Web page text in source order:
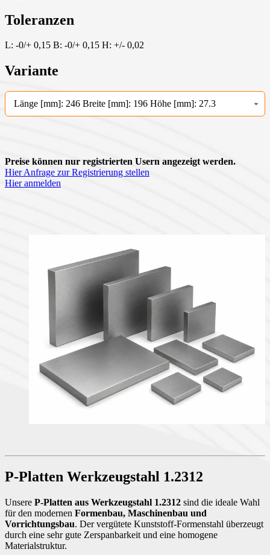
Toleranzen
L: -0/+ 0,15 B: -0/+ 0,15 H: +/- 0,02
Variante
Länge [mm]: 246 Breite [mm]: 196 Höhe [mm]: 27.3
Preise können nur registrierten Usern angezeigt werden.
Hier Anfrage zur Registrierung stellen
Hier anmelden
P-Platten Werkzeugstahl 1.2312
Unsere P-Platten aus Werkzeugstahl 1.2312 sind die ideale Wahl
für den modernen Formenbau, Maschinenbau und
Vorrichtungsbau. Der vergütete Kunststoff-Formenstahl überzeugt
durch eine sehr gute Zerspanbarkeit und eine homogene
Materialstruktur.